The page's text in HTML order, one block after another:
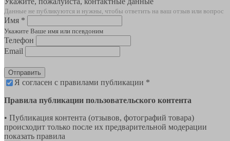
Данные не публикуются и нужны, чтобы ответить на ваш отзыв или вопрос
Имя *
Укажите Ваше имя или псевдоним
Телефон
Email
Отправить
Я согласен с правилами публикации *
Правила публикации пользовательского контента
• Публикация контента (отзывов, фотографий товара)
происходит только после их предварительной модерации
показать правила